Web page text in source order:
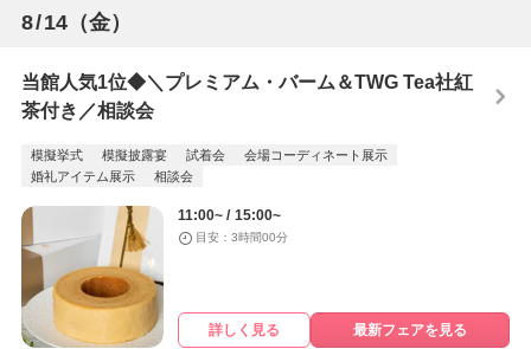
8/14 （金）
当館人気1位◆＼プレミアム・バーム＆TWG Tea社紅
茶付き／相談会
模擬挙式 模擬披露宴 試着会
会場コーディネート展示
婚礼アイテム展示
相談会
11:00~ 15:00~
目安：3時間00分
詳しく見る 最新フェアを見る